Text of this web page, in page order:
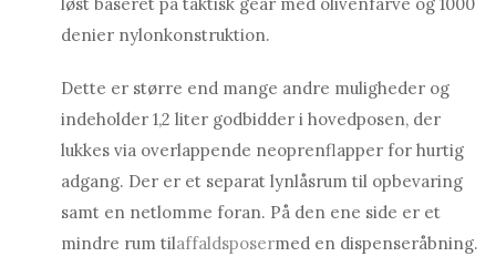
denier nylonkonstruktion.
Dette er større end mange andre muligheder og
indeholder 1,2 liter godbidder i hovedposen, der
lukkes via overlappende neoprenflapper for hurtig
adgang. Der er et separat lynlåsrum til opbevaring
samt en netlomme foran. På den ene side er et
mindre rum tilaffaldsposermed en dispenseråbning.